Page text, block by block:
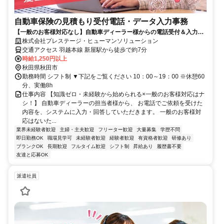
自動車保険の見積もり受付電話・データ入力事務
【一般のお客様対応なし】自動車ディーラー様からの電話受付＆入力事
務！丁寧なロープレ研修あり♪
株式会社プレステージ・ヒューマンソリューション
交通アクセス 羽越本線 新屋駅から徒歩で約7分
時給1,250円以上
秋田県秋田市
勤務時間 シフト制 ▼下記をご覧ください 10：00～19：00 ※休憩60
分、実働8h
仕事内容 【知識ゼロ・未経験から始められる×一般のお客様対応はナ
シ！】 自動車ディーラーの担当者様から、 お電話でご依頼を受けた
内容を、システムに入力・回答していただきます。 一般のお客様対
応はないた...
業界未経験者歓迎 主婦・主夫歓迎 フリーター歓迎 大量募集
学歴不問
即日勤務OK
職場見学可 未経験者歓迎 経験者歓迎 有資格者歓迎
研修あり
ブランクOK
長期歓迎 フルタイム歓迎 シフト制 昇給あり
履歴書不要
友達と応募OK
派遣社員